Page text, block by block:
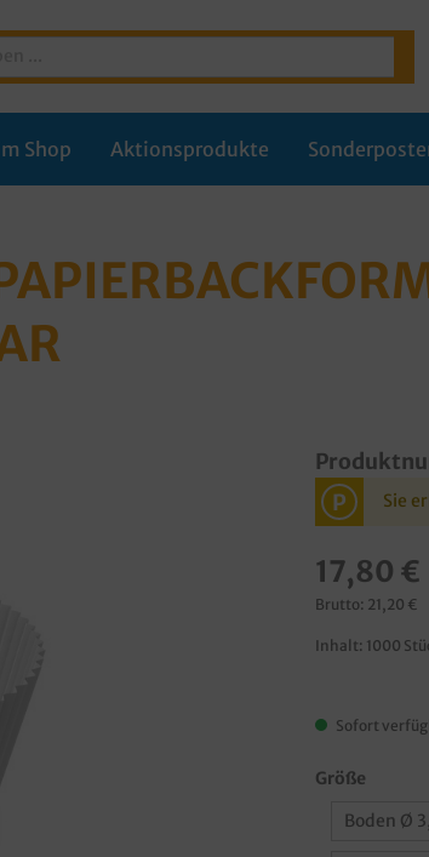
Shop Aktionsprodukte
P Sie
17,80 €
Brutto: 21,20 €
Inhalt: 1000
Sofort
Größe
Boden Ø